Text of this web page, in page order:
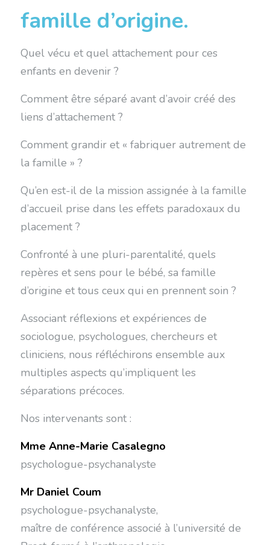
famille d’origine.
Quel vécu et quel attachement pour ces
enfants en devenir ?
Comment être séparé avant d’avoir créé des
liens d’attachement ?
Comment grandir et « fabriquer autrement de
la famille » ?
Qu’en est-il de la mission assignée à la famille
d’accueil prise dans les effets paradoxaux du
placement ?
Confronté à une pluri-parentalité, quels
repères et sens pour le bébé, sa famille
d’origine et tous ceux qui en prennent soin ?
Associant réflexions et expériences de
sociologue, psychologues, chercheurs et
cliniciens, nous réfléchirons ensemble aux
multiples aspects qu’impliquent les
séparations précoces.
Nos intervenants sont :
Mme Anne-Marie Casalegno
psychologue-psychanalyste
Mr Daniel Coum
psychologue-psychanalyste,
maître de conférence associé à l’université de